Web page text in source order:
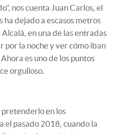
nos cuenta Juan Carlos, el
dejado a escasos metros
en una de las entradas
por la noche y ver cómo iban
es uno de los puntos
orgulloso.
en los
el pasado 2018, cuando la